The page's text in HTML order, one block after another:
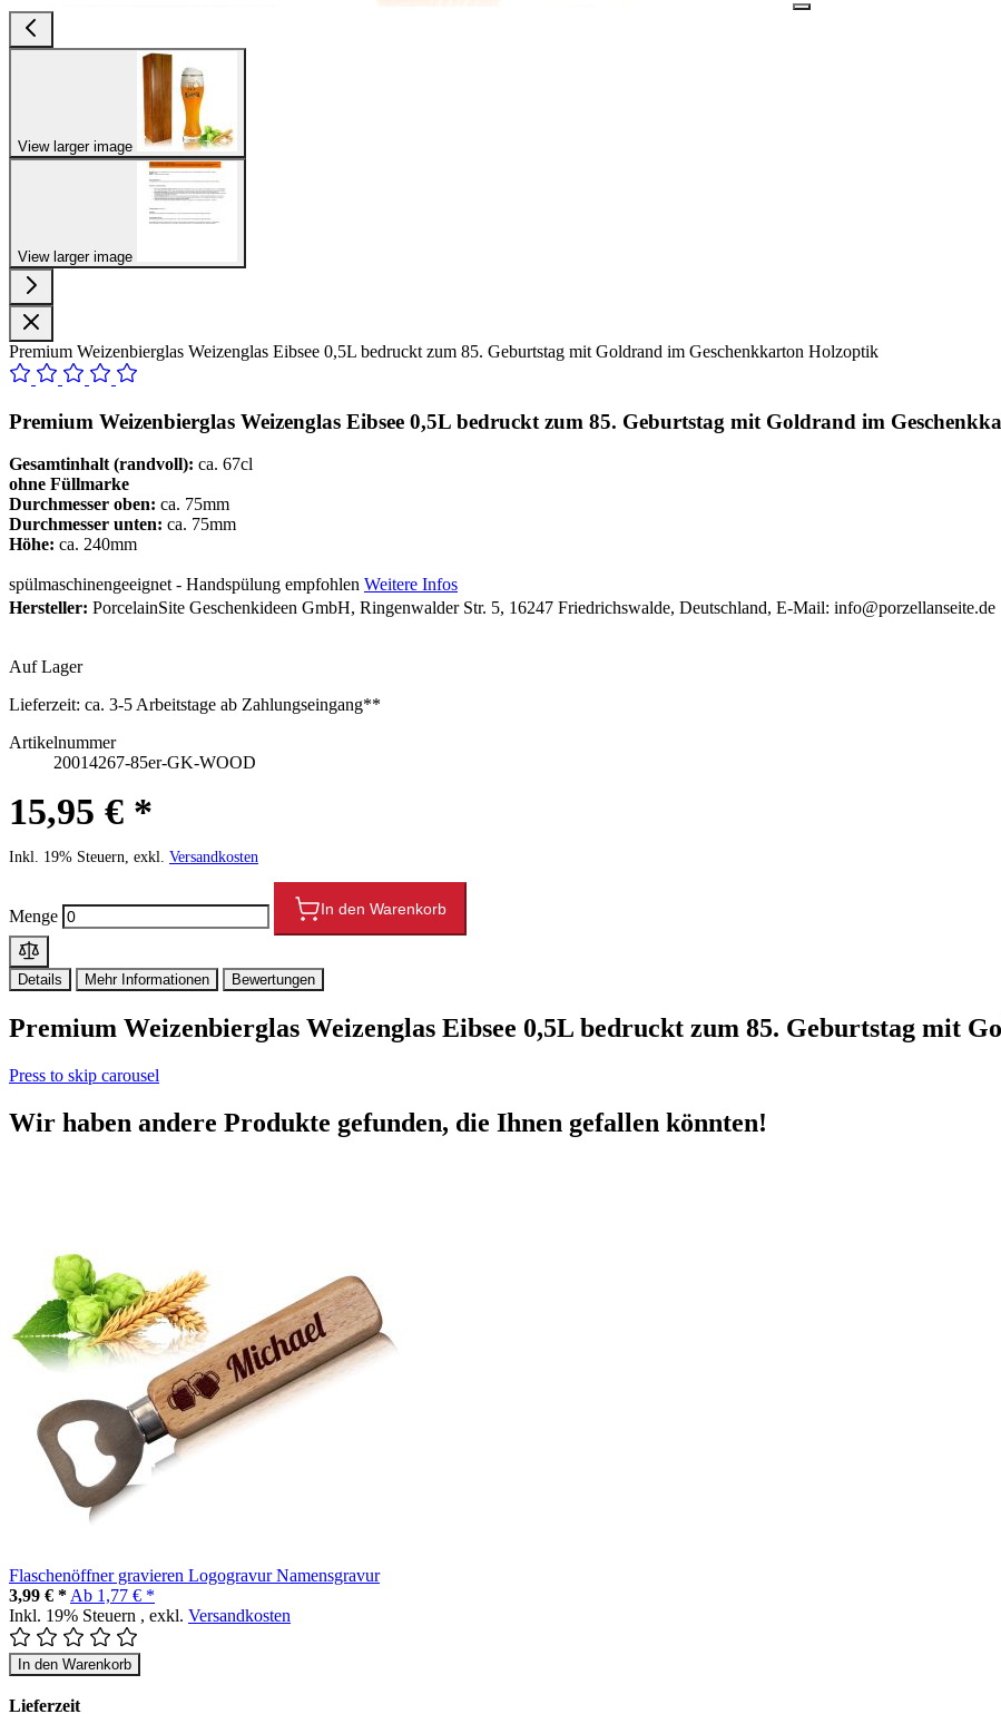
View larger image
View larger image
Premium Weizenbierglas Weizenglas Eibsee 0,5L bedruckt zum 85. Geburtstag mit Goldrand im Geschenkkarton Holzoptik
Premium Weizenbierglas Weizenglas Eibsee 0,5L bedruckt zum 85. Geburtstag mit Goldrand im
Gesamtinhalt (randvoll): ca. 67cl
ohne Füllmarke
Durchmesser oben: ca. 75mm
Durchmesser unten: ca. 75mm
Höhe: ca. 240mm
spülmaschinengeeignet - Handspülung empfohlen Weitere Infos
Hersteller: PorcelainSite Geschenkideen GmbH, Ringenwalder Str. 5, 16247 Friedrichswalde, Deutschland, E-Mail: info@porzellanseite.de
Auf Lager
Lieferzeit: ca. 3-5 Arbeitstage ab Zahlungseingang**
Artikelnummer
20014267-85er-GK-WOOD
15,95 € *
Inkl. 19% Steuern, exkl. Versandkosten
Menge In den Warenkorb
Details Mehr Informationen Bewertungen
Premium Weizenbierglas Weizenglas Eibsee 0,5L bedruckt zum 85. Geburtstag mit
Press to skip carousel
Wir haben andere Produkte gefunden, die Ihnen gefallen könnten!
Flaschenöffner gravieren Logogravur Namensgravur
3,99 € * Ab 1,77 € *
Inkl. 19% Steuern , exkl. Versandkosten
In den Warenkorb
Lieferzeit